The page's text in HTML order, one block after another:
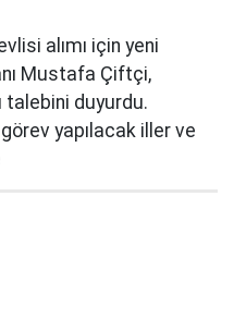
alımı için yeni
Mustafa Çiftçi,
talebini duyurdu.
yapılacak iller ve